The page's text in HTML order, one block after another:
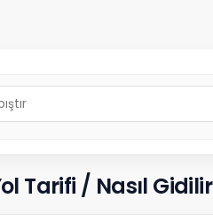
Tarifi / Nasıl Gidilir